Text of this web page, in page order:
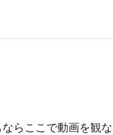
らここで動画を観な